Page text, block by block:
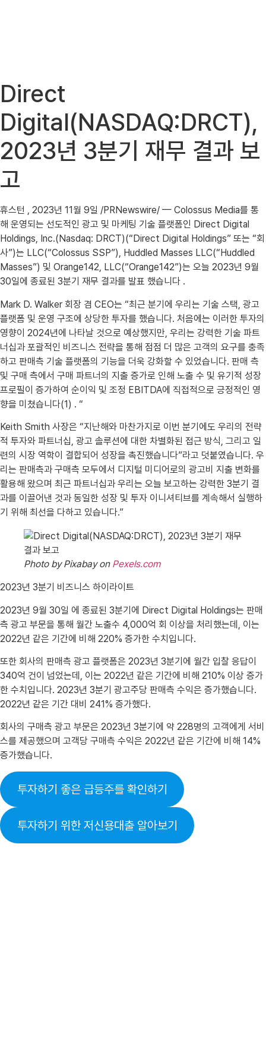
Direct
Digital(NASDAQ:DRCT),
2023년 3분기 재무 결과 보
고
휴스턴 , 2023년 11월 9일 /PRNewswire/ — Colossus Media를 통
해 운영되는 선도적인 광고 및 마케팅 기술 플랫폼인 Direct Digital
Holdings, Inc.(Nasdaq: DRCT)(“Direct Digital Holdings” 또는 “회
사”)는 LLC(“Colossus SSP”), Huddled Masses LLC(“Huddled
Masses”) 및 Orange142, LLC(“Orange142”)는 오늘 2023년 9월
30일에 종료된 3분기 재무 결과를 발표 했습니다 .
Mark D. Walker 회장 겸 CEO는 “최근 분기에 우리는 기술 스택, 광고
플랫폼 및 운영 구조에 상당한 투자를 했습니다. 처음에는 이러한 투자의
영향이 2024년에 나타날 것으로 예상했지만, 우리는 강력한 기술 파트
너십과 포괄적인 비즈니스 전략을 통해 점점 더 많은 고객의 요구를 충족
하고 판매측 기술 플랫폼의 기능을 더욱 강화할 수 있었습니다. 판매 측
및 구매 측에서 구매 파트너의 지출 증가로 인해 노출 수 및 유기적 성장
프로필이 증가하여 순이익 및 조정 EBITDA에 직접적으로 긍정적인 영
향을 미쳤습니다(1) . “
Keith Smith 사장은 “지난해와 마찬가지로 이번 분기에도 우리의 전략
적 투자와 파트너십, 광고 솔루션에 대한 차별화된 접근 방식, 그리고 일
련의 시장 역학이 결합되어 성장을 촉진했습니다”라고 덧붙였습니다. 우
리는 판매측과 구매측 모두에서 디지털 미디어로의 광고비 지출 변화를
활용해 왔으며 최근 파트너십과 우리는 오늘 보고하는 강력한 3분기 결
과를 이끌어낸 것과 동일한 성장 및 투자 이니셔티브를 계속해서 실행하
기 위해 최선을 다하고 있습니다.”
Photo by Pixabay on Pexels.com
2023년 3분기 비즈니스 하이라이트
2023년 9월 30일 에 종료된 3분기에 Direct Digital Holdings는 판매
측 광고 부문을 통해 월간 노출수 4,000억 회 이상을 처리했는데, 이는
2022년 같은 기간에 비해 220% 증가한 수치입니다.
또한 회사의 판매측 광고 플랫폼은 2023년 3분기에 월간 입찰 응답이
340억 건이 넘었는데, 이는 2022년 같은 기간에 비해 210% 이상 증가
한 수치입니다. 2023년 3분기 광고주당 판매측 수익은 증가했습니다.
2022년 같은 기간 대비 241% 증가했다.
회사의 구매측 광고 부문은 2023년 3분기에 약 228명의 고객에게 서비
스를 제공했으며 고객당 구매측 수익은 2022년 같은 기간에 비해 14%
증가했습니다.
투자하기 좋은 급등주를 확인하기
투자하기 위한 저신용대출 알아보기